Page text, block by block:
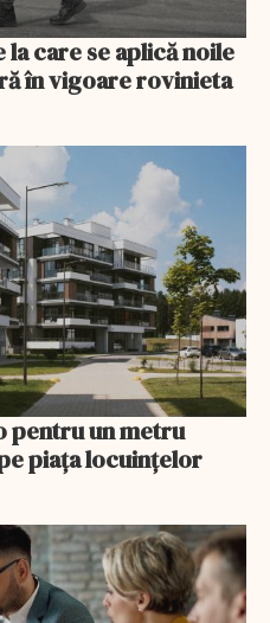
la care se aplică noile
în vigoare rovinieta
pentru un metru
piața locuințelor